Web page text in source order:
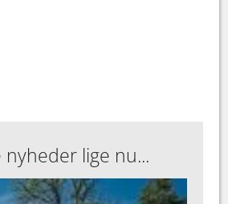
lige nu...